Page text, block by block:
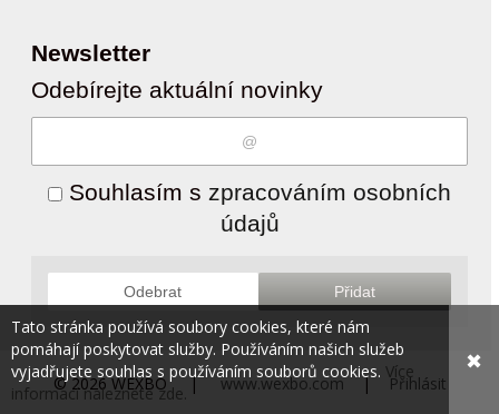
Newsletter
Odebírejte aktuální novinky
Souhlasím s zpracováním osobních
údajů
Odebrat Přidat
© 2026 WEXBO |www.wexbo.com| Přihlásit
Tato stránka používá soubory cookies, které nám
pomáhají poskytovat služby. Používáním našich služeb
vyjadřujete souhlas s používáním souborů cookies. Více
informací naleznete zde.
✖